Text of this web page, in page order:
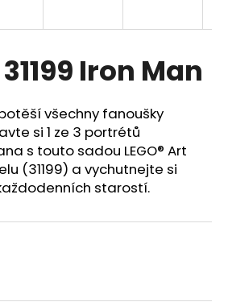
Iron Man
všechny fanoušky
si 1 ze 3 portrétů
s touto sadou LEGO® Art
(31199) a vychutnejte si
starostí.
HLEDAT